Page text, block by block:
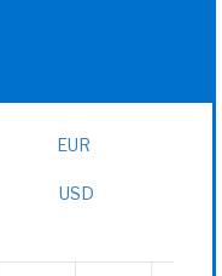
EUR
USD